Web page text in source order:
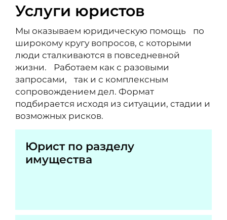
Услуги юристов
Мы оказываем юридическую помощь по
широкому кругу вопросов, с которыми
люди сталкиваются в повседневной
жизни. Работаем как с разовыми
запросами, так и с комплексным
сопровождением дел. Формат
подбирается исходя из ситуации, стадии и
возможных рисков.
Юрист по разделу
имущества